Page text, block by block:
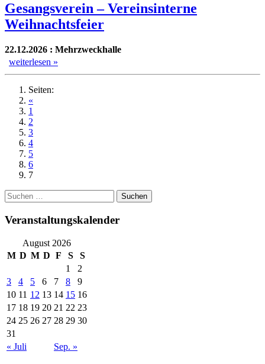
Gesangsverein – Vereinsinterne
Weihnachtsfeier
22.12.2026 : Mehrzweckhalle
weiterlesen »
Seiten:
«
1
2
3
4
5
6
7
Suchen
nach:
Veranstaltungskalender
August 2026
M D M D F S
S
1
2
3
4 5 6 7 8
9
10 11 12 13 14 15 16
17 18 19 20 21 22 23
24 25 26 27 28 29 30
31
« Juli
Sep. »